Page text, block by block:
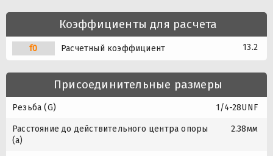
Коэффициенты для расчета
f0 Расчетный коэффициент 13.2
Присоединительные размеры
Резьба (G) 1/4-28UNF
Расстояние до действительного центра опоры
(a)
2.38мм